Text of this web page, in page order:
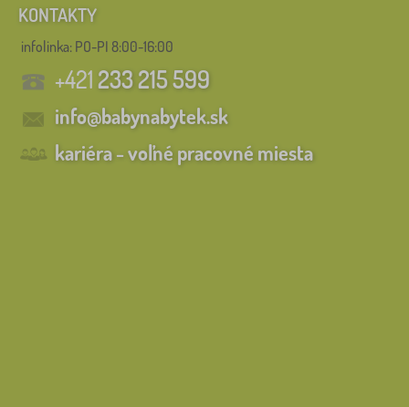
KONTAKTY
infolinka: PO-PI 8:00-16:00
+421233 215 599
info@babynabytek.sk
kariéra - voľné pracovné miesta